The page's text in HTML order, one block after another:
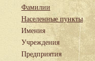
Фамилии
Населенные пункты
Имения
Учреждения
Предприятия